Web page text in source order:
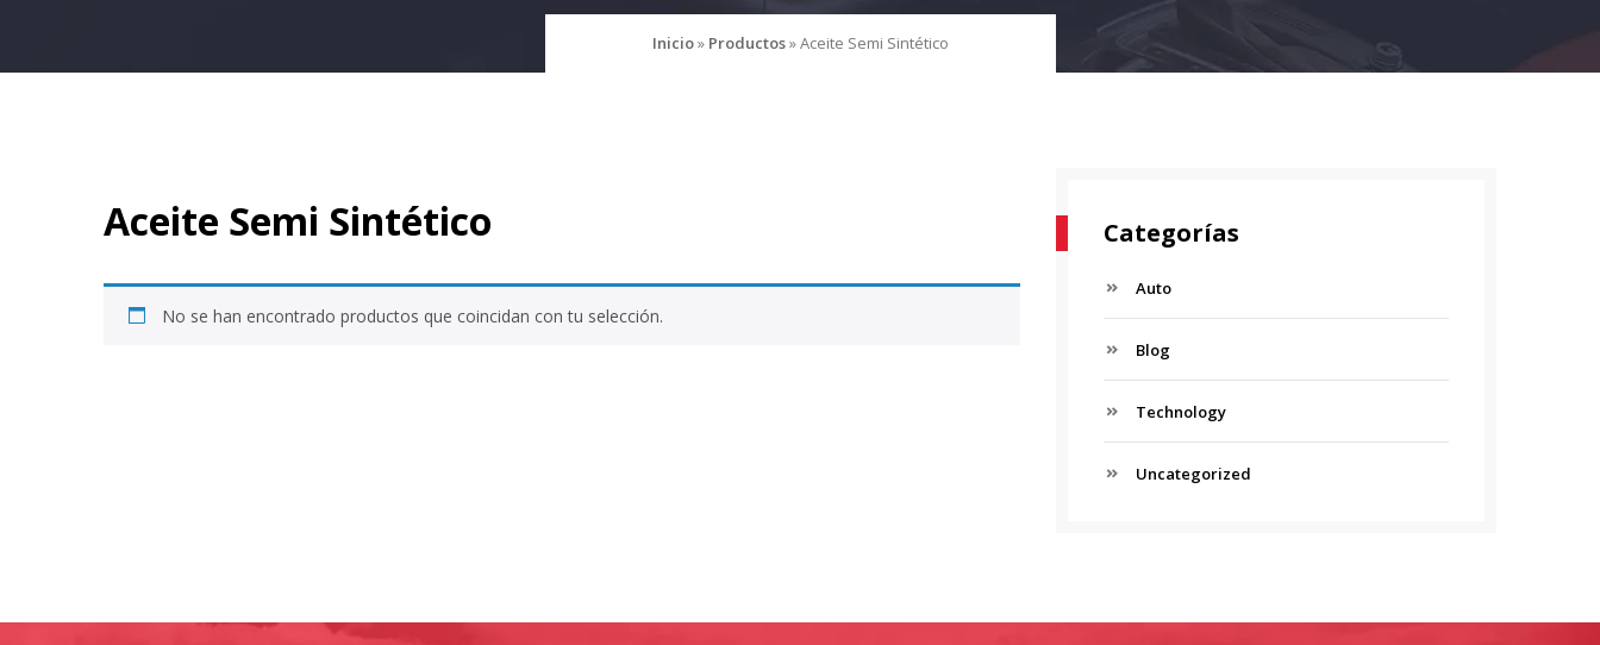
Inicio» Productos»Aceite Semi Sintético
Aceite Semi Sintético
No se han encontrado productos que coincidan con tu selección.
Categorías
Auto
Blog
Technology
Uncategorized